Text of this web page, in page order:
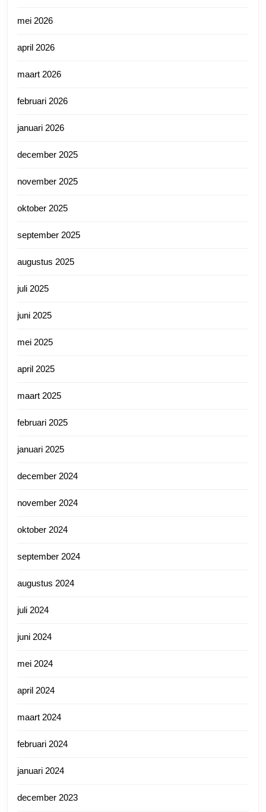
mei 2026
april 2026
maart 2026
februari 2026
januari 2026
december 2025
november 2025
oktober 2025
september 2025
augustus 2025
juli 2025
juni 2025
mei 2025
april 2025
maart 2025
februari 2025
januari 2025
december 2024
november 2024
oktober 2024
september 2024
augustus 2024
juli 2024
juni 2024
mei 2024
april 2024
maart 2024
februari 2024
januari 2024
december 2023